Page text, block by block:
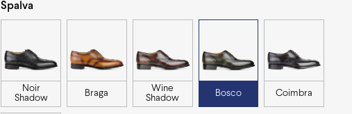
Spalva
Noir
Shadow
Braga
Wine
Shadow
Bosco Coimbra